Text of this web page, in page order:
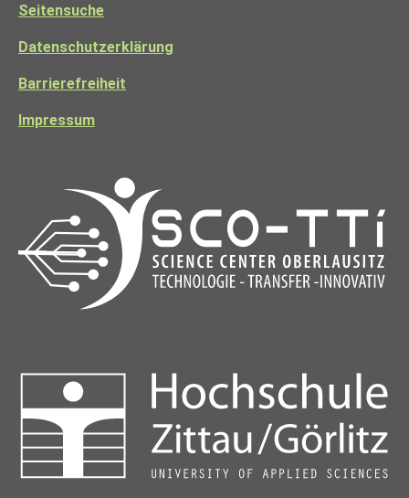
Seitensuche
Datenschutzerklärung
Barrierefreiheit
Impressum